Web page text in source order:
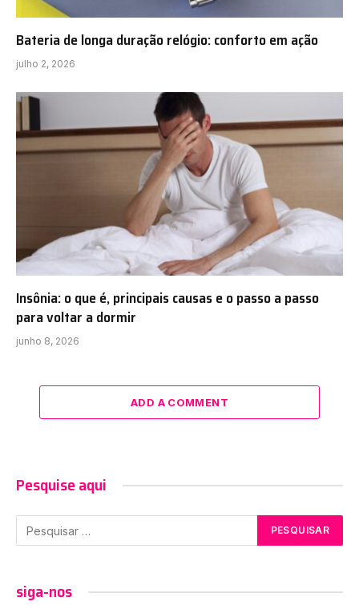
Bateria de longa duração relógio: conforto em ação
julho 2, 2026
Insônia: o que é, principais causas e o passo a passo
para voltar a dormir
junho 8, 2026
ADD A COMMENT
Pesquise aqui
siga-nos